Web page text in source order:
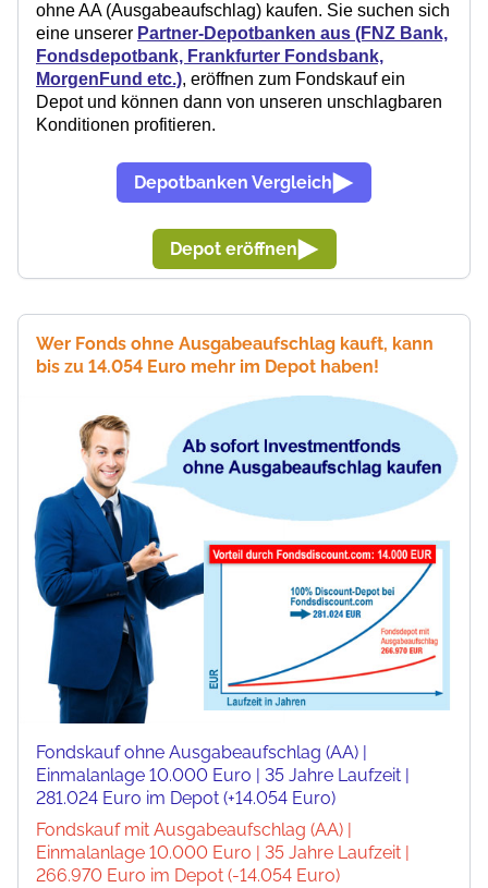
ohne AA (Ausgabeaufschlag) kaufen. Sie suchen sich
eine unserer Partner-Depotbanken aus (FNZ Bank,
Fondsdepotbank, Frankfurter Fondsbank,
MorgenFund etc.), eröffnen zum Fondskauf ein
Depot und können dann von unseren unschlagbaren
Konditionen profitieren.
Depotbanken Vergleich
Depot eröffnen
Wer Fonds ohne Ausgabeaufschlag kauft, kann
bis zu 14.054 Euro mehr im Depot haben!
Fondskauf ohne Ausgabeaufschlag (AA) |
Einmalanlage 10.000 Euro | 35 Jahre Laufzeit |
281.024 Euro im Depot (+14.054 Euro)
Fondskauf mit Ausgabeaufschlag (AA) |
Einmalanlage 10.000 Euro | 35 Jahre Laufzeit |
266.970 Euro im Depot (-14.054 Euro)